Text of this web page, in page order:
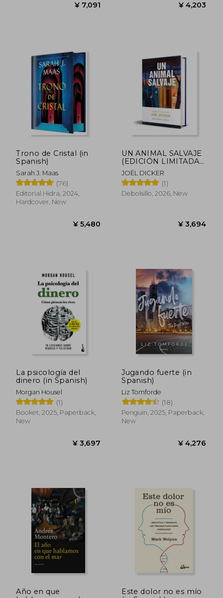
¥ 7,091
Trono de Cristal (in
Spanish)
Sarah J. Maas
(76)
Editorial Hidra, 2024,
Hardcover, New
¥ 5,480
UN ANIMAL SALVAJE
(EDICIÓN LIMITADA)
(in Spanish)
JOËL DICKER
(1)
Debolsillo, 2026, New
La psicología del
dinero (in Spanish)
Morgan Housel
(1)
Booket, 2025, Paperback,
New
Jugando fuerte (in
Spanish)
Liz Tomforde
(18)
Penguin, 2025, Paperback,
New
Año en que
Este dolor no es mío